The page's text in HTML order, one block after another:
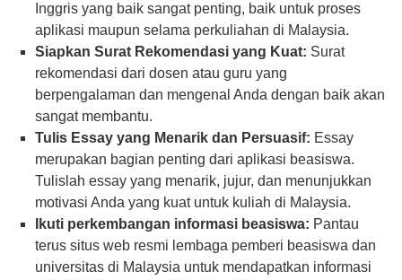
Inggris yang baik sangat penting, baik untuk proses
aplikasi maupun selama perkuliahan di Malaysia.
Siapkan Surat Rekomendasi yang Kuat: Surat
rekomendasi dari dosen atau guru yang
berpengalaman dan mengenal Anda dengan baik akan
sangat membantu.
Tulis Essay yang Menarik dan Persuasif: Essay
merupakan bagian penting dari aplikasi beasiswa.
Tulislah essay yang menarik, jujur, dan menunjukkan
motivasi Anda yang kuat untuk kuliah di Malaysia.
Ikuti perkembangan informasi beasiswa: Pantau
terus situs web resmi lembaga pemberi beasiswa dan
universitas di Malaysia untuk mendapatkan informasi